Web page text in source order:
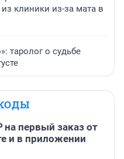
клиники из-за мата в
таролог о судьбе
первый заказ от
и в приложении